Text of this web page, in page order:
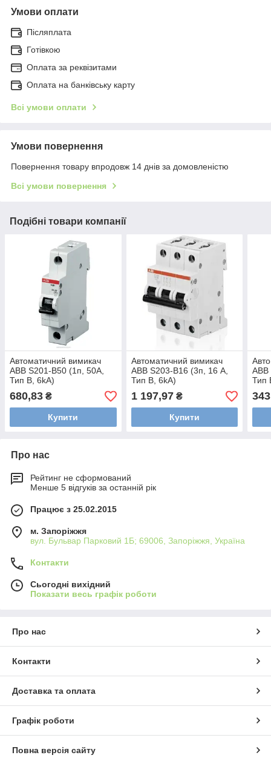
Умови оплати
Післяплата
Готівкою
Оплата за реквізитами
Оплата на банківську карту
Всі умови оплати
Умови повернення
Повернення товару впродовж 14 днів за домовленістю
Всі умови повернення
Подібні товари компанії
Автоматичний вимикач
ABB S201-B50 (1п, 50A,
Тип B, 6kA)
2CDS251001R0505
680,83 ₴
Купити
Автоматичний вимикач
ABB S203-B16 (3п, 16 A,
Тип B, 6kA)
2CDS253001R0165
1 197,97₴
Купити
Тип
Про нас
Рейтинг не сформований
Менше 5 відгуків за останній рік
Працює з 25.02.2015
м. Запоріжжя
вул. Бульвар Парковий 1Б; 69006, Запоріжжя, Україна
Контакти
Сьогодні вихідний
Показати весь графік роботи
Про нас
Контакти
Доставка та оплата
Графік роботи
Повна версія сайту